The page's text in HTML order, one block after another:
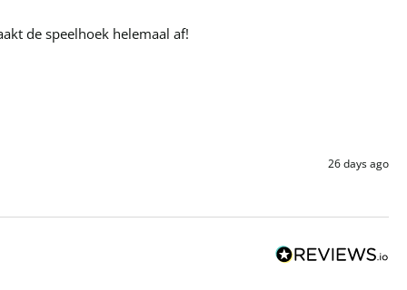
de speelhoek helemaal af!
26 days ago